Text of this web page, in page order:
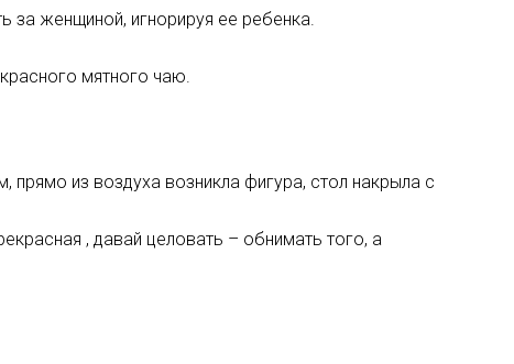
женщиной, игнорируя ее ребенка.
мятного чаю.
прямо из воздуха возникла фигура, стол накрыла с
, давай целовать – обнимать того, а